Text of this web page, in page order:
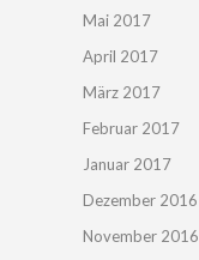
Mai 2017
April 2017
März 2017
Februar 2017
Januar 2017
Dezember 2016
November 2016